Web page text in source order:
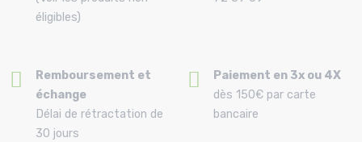
éligibles)
Remboursement et
échange
Délai de rétractation de
30 jours
Paiement en 3x ou 4X
dès 150€ par carte
bancaire